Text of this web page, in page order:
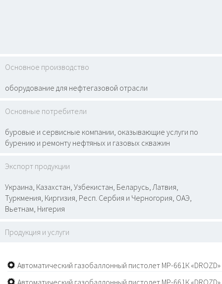
Основное производство
оборудование для нефтегазовой отрасли
Основные потребители
буровые и сервисные компании, оказывающие услуги по
бурению и ремонту нефтяных и газовых скважин
Экспорт продукции
Украина, Казахстан, Узбекистан, Беларусь, Латвия,
Туркмения, Киргизия, Респ. Сербия и Черногория, ОАЭ,
Вьетнам, Нигерия
Продукция и услуги
Автоматический газобаллонный пистолет МР-661К «DROZD»